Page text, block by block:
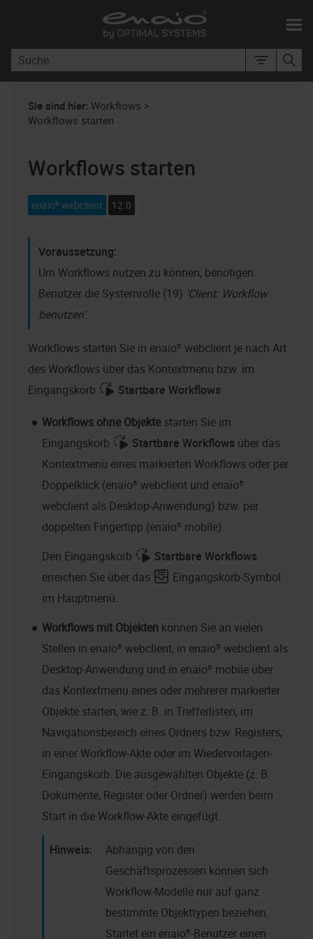
Zu Hauptinhalt springen
Sie sind hier: Workflows >
Workflows starten
Workflows starten
enaio® webclient 12.0
Um Workflows nutzen zu können, benötigen
Benutzer die Systemrolle (19) Client: Workflow
benutzen.
Workflows starten Sie in enaio® webclient je nach Art
des Workflows über das Kontextmenü bzw. im
Eingangskorb
Startbare Workflows:
Workflows ohne Objektestarten Sie im
Eingangskorb
Startbare Workflows über das
Kontextmenü eines markierten Workflows oder per
Doppelklick (enaio® webclient und enaio®
webclient als Desktop-Anwendung) bzw. per
doppelten Fingertipp (enaio® mobile).
Den Eingangskorb
Startbare Workflows
erreichen Sie über das
Eingangskorb-Symbol
im Hauptmenü.
Workflows mit Objekten können Sie an vielen
Stellen in enaio® webclient, in enaio® webclient als
Desktop-Anwendung und in enaio® mobile über
das Kontextmenü eines oder mehrerer markierter
Objekte starten, wie z. B. in Trefferlisten, im
Navigationsbereich eines Ordners bzw. Registers,
in einer Workflow-Akte oder im Wiedervorlagen-
Eingangskorb. Die ausgewählten Objekte (z. B.
Dokumente, Register oder Ordner) werden beim
Start in die Workflow-Akte eingefügt.
Abhängig von den
Geschäftsprozessen können sich
Workflow-Modelle nur auf ganz
bestimmte Objekttypen beziehen.
Startet ein enaio®-Benutzer einen